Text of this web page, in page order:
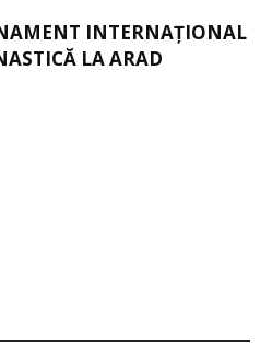
INTERNAȚIONAL
LA ARAD